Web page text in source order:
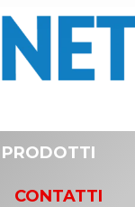
PRODOTTI
CONTATTI